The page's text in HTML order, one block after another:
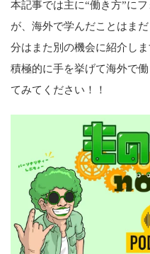
本記事では主に“働き方”に
が、海外で学んだことはま
分はまた別の機会に紹介し
積極的に手を挙げて海外で
てみてください！！